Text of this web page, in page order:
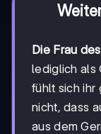
Die Frau
lediglich als
fühlt sich ihr
nicht, dass
aus dem